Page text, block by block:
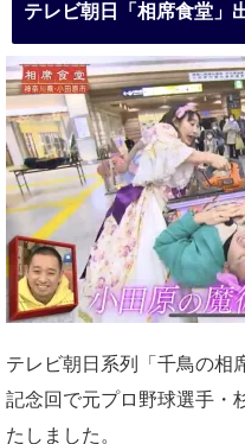
テレビ朝日「相席食堂」
テレビ朝日系列「千鳥の相
記念回で元プロ野球選手・
たしました。